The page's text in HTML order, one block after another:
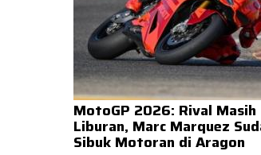
MotoGP 2026: Rival Masih
Liburan, Marc Marquez
Sibuk Motoran di Aragon